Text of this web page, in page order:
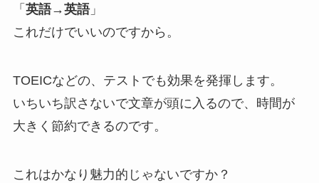
「 英語→英語」
これだけでいいのですから。
TOEICなどの、テストでも効果を発揮します。
いちいち訳さないで文章が頭に入るので、時間が
大きく節約できるのです。
これはかなり魅力的じゃないですか？